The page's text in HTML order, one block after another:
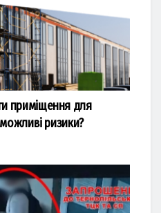
приміщення для
можливі ризики?